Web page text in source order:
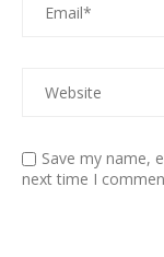
Save my name,
next time I